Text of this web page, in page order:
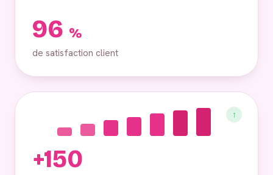
96 %
de satisfaction client
↑
+150